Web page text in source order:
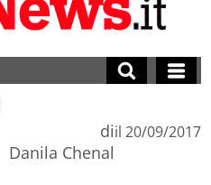
di
Danila Chenal
il 20/09/2017